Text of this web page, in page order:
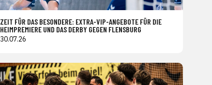
ZEIT FÜR DAS BESONDERE: EXTRA-VIP-ANGEBOTE FÜR DIE
HEIMPREMIERE UND DAS DERBY GEGEN FLENSBURG
30.07.26